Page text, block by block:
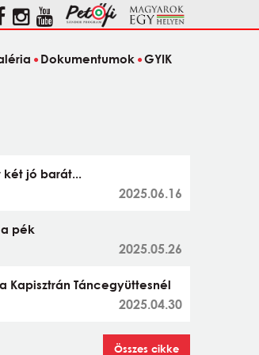
Dokumentumok GYIK
jó barát...
2025.06.16
pék
2025.05.26
Kapisztrán Táncegyüttesnél
2025.04.30
Összes cikke